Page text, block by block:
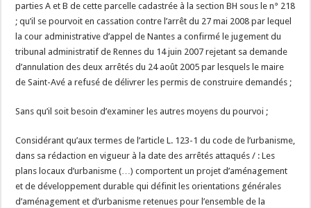
parties A et B de cette parcelle cadastrée à la section BH sous le n° 218
; qu’il se pourvoit en cassation contre l’arrêt du 27 mai 2008 par lequel
la cour administrative d’appel de Nantes a confirmé le jugement du
tribunal administratif de Rennes du 14 juin 2007 rejetant sa demande
d’annulation des deux arrêtés du 24 août 2005 par lesquels le maire
de Saint-Avé a refusé de délivrer les permis de construire demandés ;
Sans qu’il soit besoin d’examiner les autres moyens du pourvoi ;
Considérant qu’aux termes de l’article L. 123-1 du code de l’urbanisme,
dans sa rédaction en vigueur à la date des arrêtés attaqués / : Les
plans locaux d’urbanisme (…) comportent un projet d’aménagement
et de développement durable qui définit les orientations générales
d’aménagement et d’urbanisme retenues pour l’ensemble de la